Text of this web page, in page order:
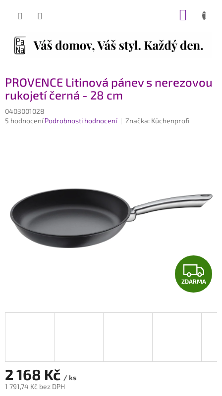
PROVENCE Litinová pánev s nerezovou
rukojetí černá - 28 cm
0403001028
Průměrné
5 hodnocení Podrobnosti hodnocení Značka: Küchenprofi
Z
D
A
ZDARMA
2 168 Kč / ks
1 791,74 Kč bez DPH